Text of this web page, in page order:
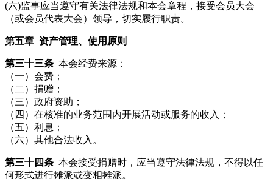
(六)监事应当遵守有关法律法规和本会章程，接受会员大会
（或会员代表大会）领导，切实履行职责。
第五章 资产管理、使用原则
第三十三条 本会经费来源：
（一）会费；
（二）捐赠；
（三）政府资助；
（四）在核准的业务范围内开展活动或服务的收入；
（五）利息；
（六）其他合法收入。
第三十四条 本会接受捐赠时，应当遵守法律法规，不得以任
何形式进行摊派或变相摊派。